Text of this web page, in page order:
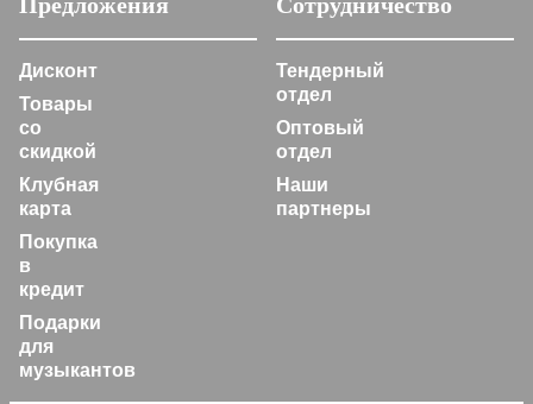
Дисконт
Товары
со
скидкой
Клубная
карта
Покупка
в
кредит
Подарки
для
музыкантов
Тендерный
отдел
Оптовый
отдел
Наши
партнеры